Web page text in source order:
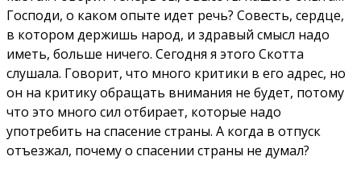
Господи, о каком опыте идет речь? Совесть, сердце,
в котором держишь народ, и здравый смысл надо
иметь, больше ничего. Сегодня я этого Скотта
слушала. Говорит, что много критики в его адрес, но
он на критику обращать внимания не будет, потому
что это много сил отбирает, которые надо
употребить на спасение страны. А когда в отпуск
отъезжал, почему о спасении страны не думал?